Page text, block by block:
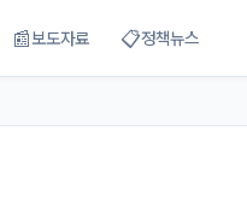
📰보도자료 📋정책뉴스